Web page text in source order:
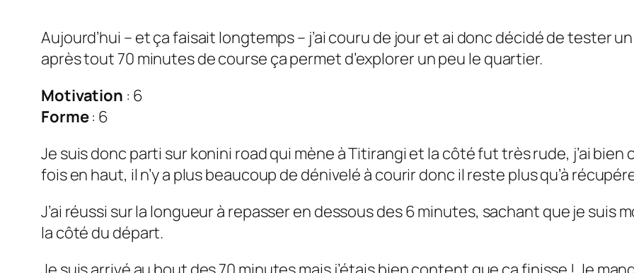
Aujourd’hui – et ça faisait longtemps – j’ai couru de jour et ai donc décidé de tester
après tout 70 minutes de course ça permet d’explorer un peu le quartier.
Motivation : 6
Forme: 6
Je suis donc parti sur konini road qui mène à Titirangi et la côté fut très rude, j’ai bien
fois en haut, il n’y a plus beaucoup de dénivelé à courir donc il reste plus qu’à
J’ai réussi sur la longueur à repasser en dessous des 6 minutes, sachant que je suis
la côté du départ.